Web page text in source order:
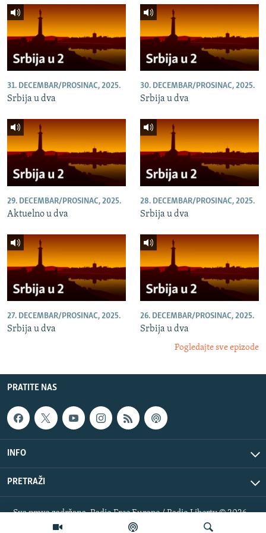
31. DECEMBAR/PROSINAC, 2025.
Srbija u dva
30. DECEMBAR/PROSINAC, 2025.
Srbija u dva
29. DECEMBAR/PROSINAC, 2025.
Aktuelno u dva
28. DECEMBAR/PROSINAC, 2025.
Srbija u dva
27. DECEMBAR/PROSINAC, 2025.
Srbija u dva
26. DECEMBAR/PROSINAC, 2025.
Srbija u dva
Pogledajte sve epizode
PRATITE NAS
INFO
PRETRAŽI
Sva prava zadržana. Radio Free Europe / Radio Liberty © 2026
RFE/RL, Inc.